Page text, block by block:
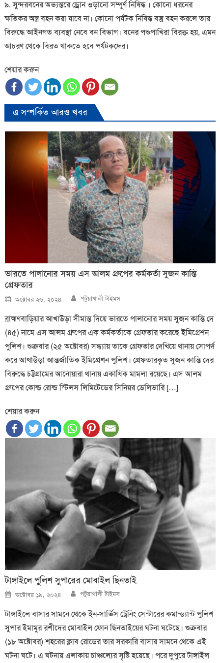
৯. সুন্দরবনের অভ্যন্তরে ড্রোন ওড়ানো সম্পূর্ণ নিষিদ্ধ । কোনো ধরনের
ক্ষতিকর অস্ত্র বহন করা যাবে না। কোনো পর্যটক নিষিদ্ধ বস্তু বহন করলে তার
বিরুদ্ধে আইনগত ব্যবস্থা নেবে বন বিভাগ। বনের পশুপাখিরা বিরক্ত হয়, এমন
আচরণ থেকে বিরত থাকতে হবে পর্যটকদের।
শেয়ার করুন
এ সম্পর্কিত আরও খবর
ভারতে পালানোর সময় এস আলম গ্রুপের কর্মকর্তা সুজন কান্তি
গ্রেফতার
Posted
on
অক্টোবর ২৬, ২০২৪ Author
পটুয়াখালী টাইমস
ব্রাহ্মণবাড়িয়ার আখাউড়া সীমান্ত দিয়ে ভারতে পালানোর সময় সুজন কান্তি দে
(৪৫) নামে এস আলম গ্রুপের এক কর্মকর্তাকে গ্রেফতার করেছে ইমিগ্রেশন
পুলিশ। শুক্রবার (২৫ অক্টোবর) সন্ধ্যায় তাকে গ্রেফতার দেখিয়ে থানায় সোপর্দ
করে আখাউড়া আন্তর্জাতিক ইমিগ্রেশন পুলিশ। গ্রেফতারকৃত সুজন কান্তি দের
বিরুদ্ধে চট্টগ্রামের আনোয়ারা থানায় একাধিক মামলা রয়েছে। এস আলম
গ্রুপের কোল্ড রোল্ড স্টিলস লিমিটেডের সিনিয়র ডেলিভারি […]
শেয়ার করুন
টাঙ্গাইলে পুলিশ সুপারের মোবাইল ছিনতাই
Posted
on
অক্টোবর ১৯, ২০২৪ Author
পটুয়াখালী টাইমস
টাঙ্গাইলে বাসার সামনে থেকে ইন-সার্ভিস ট্রেনিং সেন্টারের কমান্ড্যান্ট পুলিশ
সুপার ইমামুর রশীদের মোবাইল ফোন ছিনতাইয়ের ঘটনা ঘটেছে। শুক্রবার
(১৮ অক্টোবর) শহরের ক্লাব রোডের তার সরকারি বাসার সামনে থেকে এই
ঘটনা ঘটে। এ ঘটনায় এলাকায় চাঞ্চল্যের সৃষ্টি হয়েছে। পরে দুপুরে টাঙ্গাইল